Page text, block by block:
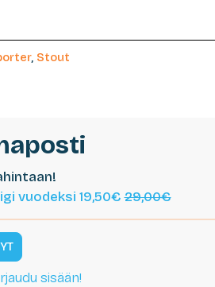
, Stout
vuodeksi 19,50€29,00€
sisään!